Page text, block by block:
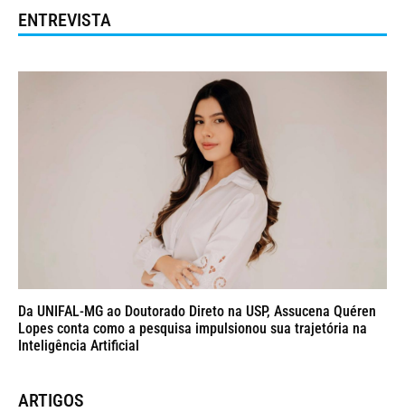
ENTREVISTA
Da UNIFAL-MG ao Doutorado Direto na USP, Assucena Quéren
Lopes conta como a pesquisa impulsionou sua trajetória na
Inteligência Artificial
ARTIGOS